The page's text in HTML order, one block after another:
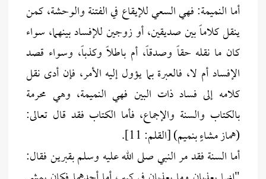
أما النميمة: فهي السعي للإيقاع في الفتنة والوحشة، كمن
ينقل كلاماً بين صديقين، أو زوجين للإفساد بينهما، سواء
كان ما نقله حقاً وصدقاً، أم باطلاً وكذباً، وسواء قصد
الإفساد أم لا، فالعبرة بما يؤول إليه الأمر، فإن أدى نقل
كلامه إلى فساد ذات البين فهي النميمة، وهي محرمة
بالكتاب والسنة والإجماع، فأما الكتاب فقد قال تعالى:
(هماز مشاءٍ بنميم) [القلم: 11].
أما السنة فقد مر النبي صلى الله عليه وسلم بقبرين فقال: